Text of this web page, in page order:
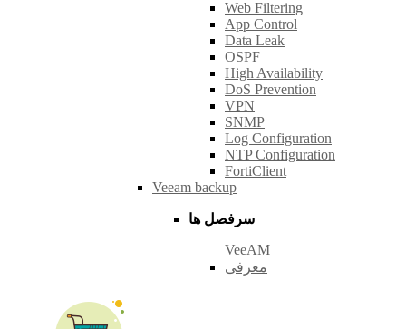
Web Filtering
App Control
Data Leak
OSPF
High Availability
DoS Prevention
VPN
SNMP
Log Configuration
NTP Configuration
FortiClient
Veeam backup
سرفصل ها
VeeAM
معرفی